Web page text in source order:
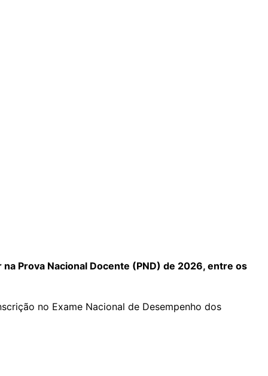
Prova Nacional Docente (PND) de 2026, entre os
no Exame Nacional de Desempenho dos